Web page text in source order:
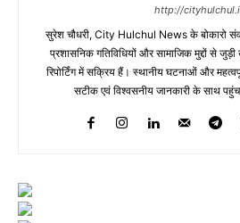
http://
सुरेश चौधरी, City Hulchul News के बोकारो
प्रशासनिक गतिविधियों और सामाजिक मुद्दों से जुड़ी
रिपोर्टिंग में सक्रिय हैं। स्थानीय घटनाओं और
सटीक एवं विश्वसनीय जानकारी के साथ